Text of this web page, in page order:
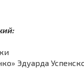
Эдуарда